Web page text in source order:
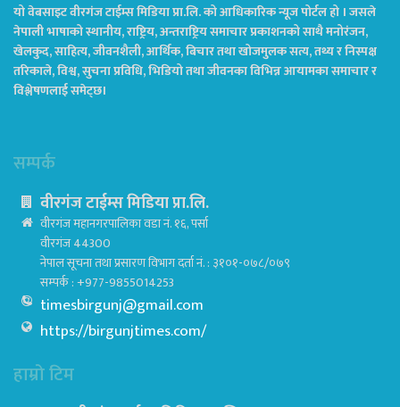
यो वेबसाइट वीरगंज टाईम्स मिडिया प्रा.लि. को आधिकारिक न्यूज पोर्टल हो । जसले
नेपाली भाषाको स्थानीय, राष्ट्रिय, अन्तराष्ट्रिय समाचार प्रकाशनको साथै मनोरंजन,
खेलकुद, साहित्य, जीवनशैली, आर्थिक, बिचार तथा खोजमुलक सत्य, तथ्य र निस्पक्ष
तरिकाले, विश्व, सुचना प्रविधि, भिडियो तथा जीवनका विभिन्न आयामका समाचार र
विश्लेषणलाई समेट्छ।
सम्पर्क
वीरगंज टाईम्स मिडिया प्रा.लि.
वीरगंज महानगरपालिका वडा नं. १६, पर्सा
वीरगंज 44300
नेपाल सूचना तथा प्रसारण विभाग दर्ता नं. : ३१०१-०७८/०७९
सम्पर्क : +977-9855014253
timesbirgunj@gmail.com
https://birgunjtimes.com/
हाम्रो टिम